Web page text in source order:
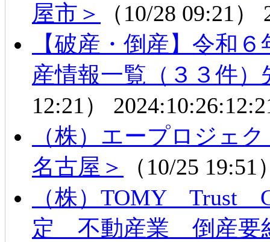
屋市＞
（10/28 09:21）
【破産・倒産】令和
産情報一覧（３３件
12:21）
（株）エープロジェ
名古屋＞
（10/25
（株）TOMY Trust
定 不動産業 倒産要